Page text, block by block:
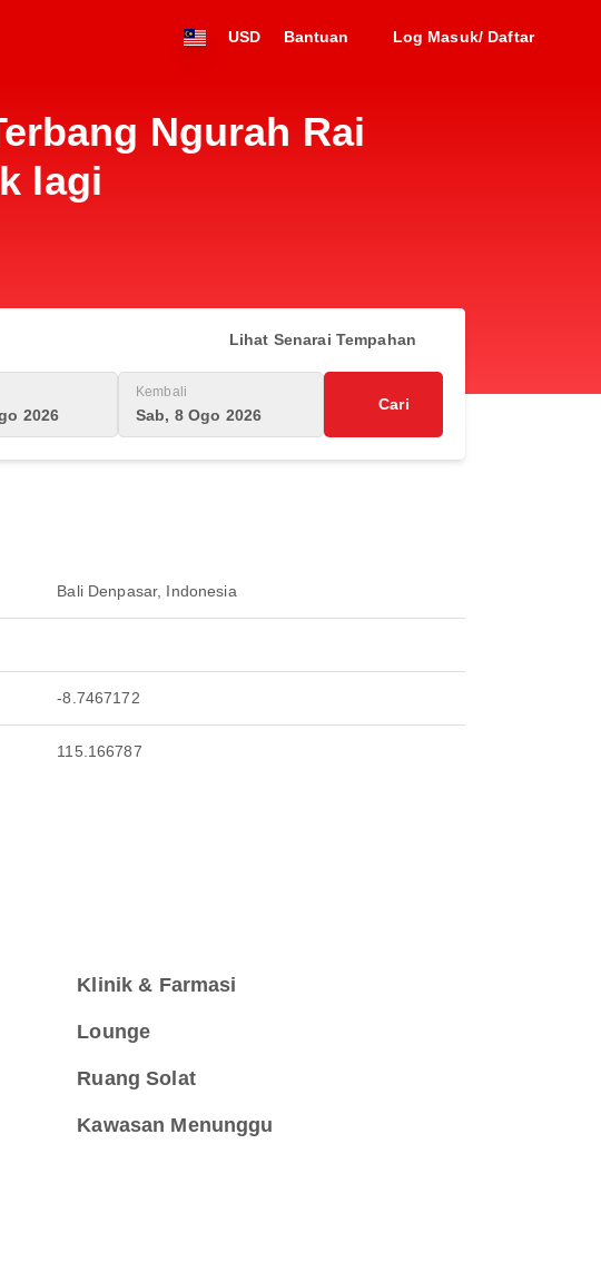
USD Bantuan Log Masuk/ Daftar
Ngurah Rai
lagi
Lihat Senarai Tempahan
2026
Kembali
Sab, 8 Ogo 2026
Cari
Bali Denpasar, Indonesia
-8.7467172
115.166787
Klinik & Farmasi
Lounge
Ruang Solat
Kawasan Menunggu